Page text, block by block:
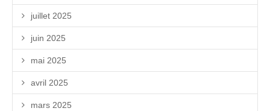
juillet 2025
juin 2025
mai 2025
avril 2025
mars 2025